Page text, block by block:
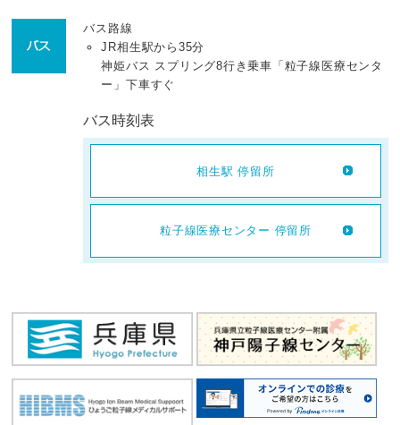
バス路線
JR相生駅から35分
神姫バス スプリング8行き乗車「粒子線医療センタ
ー」下車すぐ
バス時刻表
相生駅 停留所
粒子線医療センター 停留所